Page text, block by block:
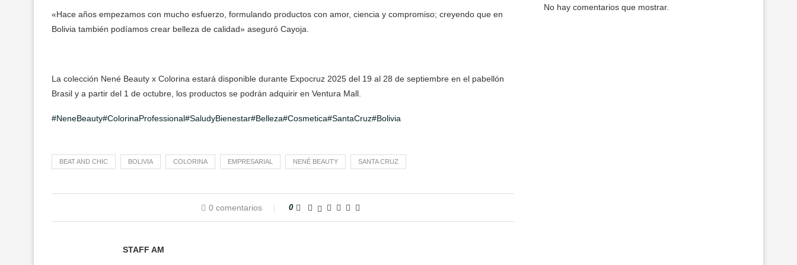
«Hace años empezamos con mucho esfuerzo, formulando productos con amor, ciencia y compromiso; creyendo que en
Bolivia también podíamos crear belleza de calidad» aseguró Cayoja.
La colección Nené Beauty x Colorina estará disponible durante Expocruz 2025 del 19 al 28 de septiembre en el pabellón
Brasil y a partir del 1 de octubre, los productos se podrán adquirir en Ventura Mall.
#NeneBeauty#ColorinaProfessional#SaludyBienestar#Belleza#Cosmetica#SantaCruz#Bolivia
BEAT AND CHIC BOLIVIA COLORINA EMPRESARIAL NENÉ BEAUTY SANTA CRUZ
0 comentarios 0
STAFF AM
No hay comentarios que mostrar.